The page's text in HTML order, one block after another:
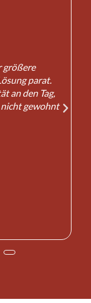
größere
parat.
an den Tag,
gewohnt